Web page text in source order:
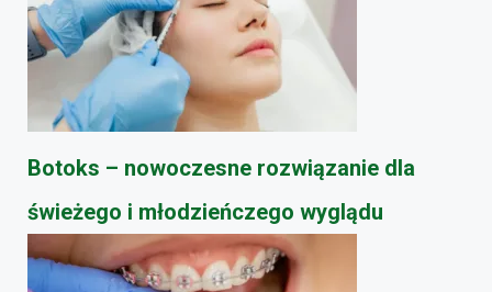
Botoks – nowoczesne rozwiązanie dla
świeżego i młodzieńczego wyglądu